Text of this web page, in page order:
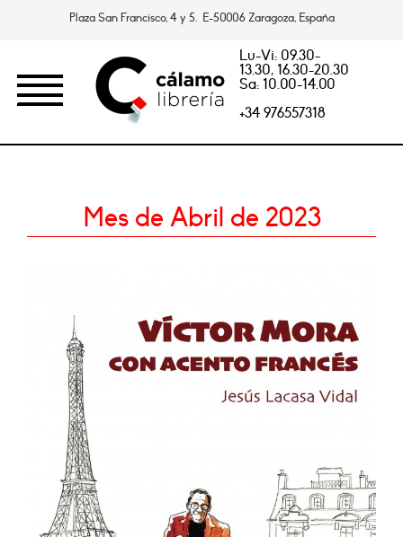
Plaza San Francisco, 4 y 5. E-50006 Zaragoza, España
Lu-Vi: 09.30-
13.30, 16.30-20.30
Sa: 10.00-14.00
+34 976557318
Mes de Abril de 2023